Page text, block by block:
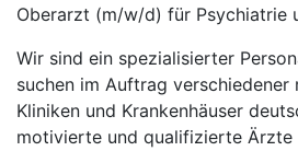
Oberarzt (m/w/d) für Psychiatrie
Wir sind ein spezialisierter
suchen im Auftrag verschiedener
Kliniken und Krankenhäuser
motivierte und qualifizierte